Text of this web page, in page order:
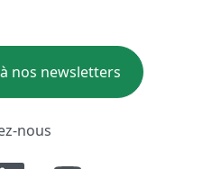
nos newsletters
nous